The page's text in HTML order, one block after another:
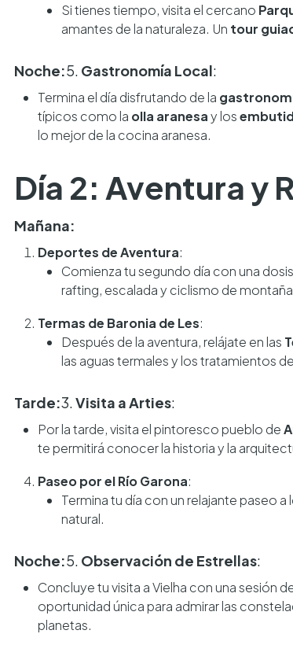
Si tienes tiempo, visita el cercano
amantes de la naturaleza. Un tour
Noche:5. Gastronomía Local:
Termina el día disfrutando de la
típicos como la olla aranesay los
lo mejor de la cocina aranesa.
Día 2: Aventura y
Mañana:
Deportes de Aventura:
Comienza tu segundo día con una
rafting, escalada y ciclismo de
Termas de Baronia de Les:
Después de la aventura, relájate en las
las aguas termales y los tratamientos
Tarde:3.Visita a Arties:
Por la tarde, visita el pintoresco pueblo de
te permitirá conocer la historia y la
Paseo por el Río Garona:
Termina tu día con un relajante paseo a
natural.
Noche:5. Observación de Estrellas:
Concluye tu visita a Vielha con una sesión
oportunidad única para admirar las
planetas.